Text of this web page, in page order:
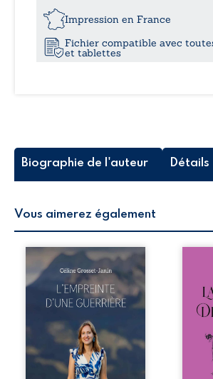
Impression en France
Fichier compatible avec
et tablettes
Biographie de l'auteur Détails
Vous aimerez également
Que reste-t-il de
l’enfance lorsque
la maladie impose
ses propres règles
? L’empreinte
d’une guerrière
livre, sans détour,
le récit d’un
quotidien
bouleversé par la